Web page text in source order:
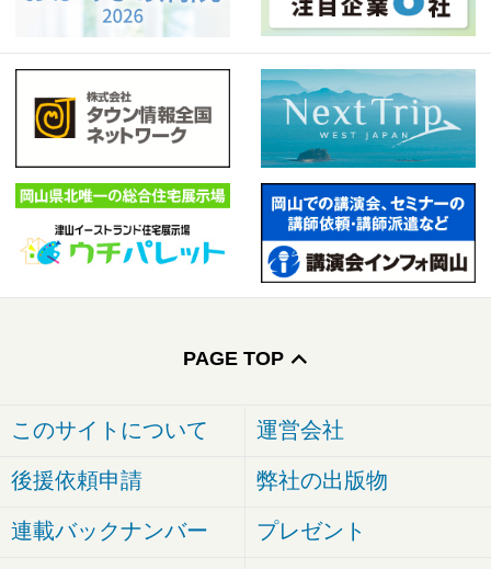
PAGE TOP
このサイトについて 運営会社
後援依頼申請 弊社の出版物
連載バックナンバー プレゼント